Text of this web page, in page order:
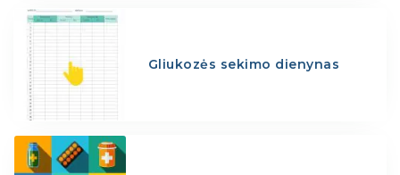
Gliukozės sekimo dienynas